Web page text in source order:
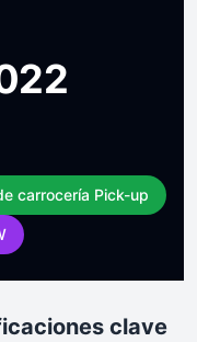
carrocería Pick-up
clave